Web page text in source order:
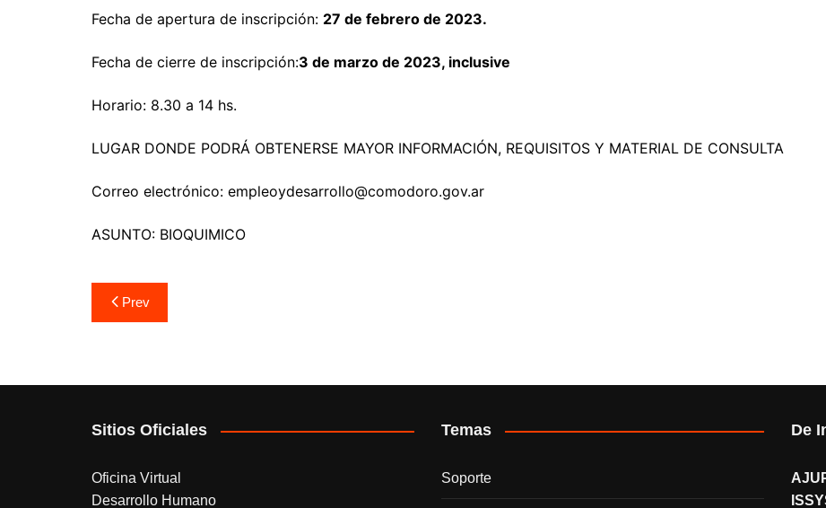
Fecha de apertura de inscripción: 27 de febrero de 2023.
Fecha de cierre de inscripción:3 de marzo de 2023, inclusive
Horario: 8.30 a 14 hs.
LUGAR DONDE PODRÁ OBTENERSE MAYOR INFORMACIÓN, REQUISITOS Y MATERIAL DE CONSULTA
Correo electrónico: empleoydesarrollo@comodoro.gov.ar
ASUNTO: BIOQUIMICO
Navegación
de
Prev
Sitios Oficiales
Oficina Virtual
Desarrollo Humano
Temas
Soporte
De